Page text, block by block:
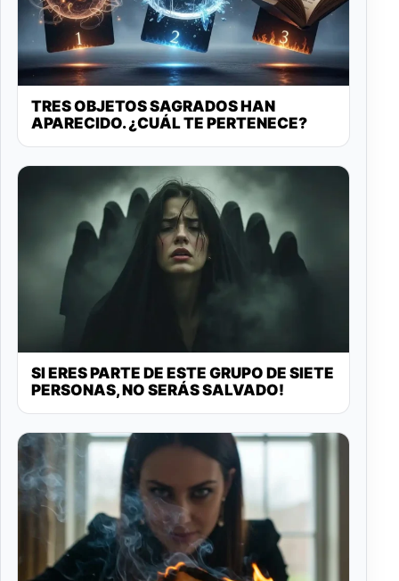
TRES OBJETOS SAGRADOS HAN
APARECIDO. ¿CUÁL TE PERTENECE?
SI ERES PARTE DE ESTE GRUPO DE SIETE
PERSONAS, NO SERÁS SALVADO!